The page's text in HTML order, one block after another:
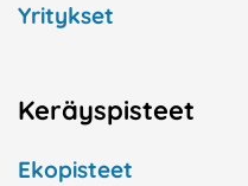
Yritykset
Keräyspisteet
Ekopisteet